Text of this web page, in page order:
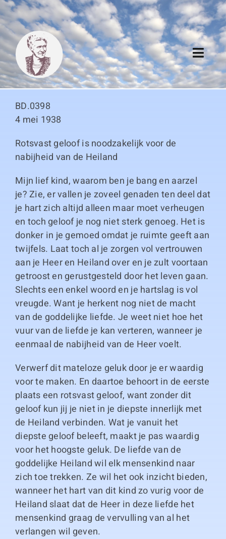
Skip
to
content
Algemeen
Thema boeken
Duitse boeken
Links
BD.0398
4 mei 1938
Rotsvast geloof is noodzakelijk voor de
nabijheid van de Heiland
Mijn lief kind, waarom ben je bang en aarzel
je? Zie, er vallen je zoveel genaden ten deel dat
je hart zich altijd alleen maar moet verheugen
en toch geloof je nog niet sterk genoeg. Het is
donker in je gemoed omdat je ruimte geeft aan
twijfels. Laat toch al je zorgen vol vertrouwen
aan je Heer en Heiland over en je zult voortaan
getroost en gerustgesteld door het leven gaan.
Slechts een enkel woord en je hartslag is vol
vreugde. Want je herkent nog niet de macht
van de goddelijke liefde. Je weet niet hoe het
vuur van de liefde je kan verteren, wanneer je
eenmaal de nabijheid van de Heer voelt.
Verwerf dit mateloze geluk door je er waardig
voor te maken. En daartoe behoort in de eerste
plaats een rotsvast geloof, want zonder dit
geloof kun jij je niet in je diepste innerlijk met
de Heiland verbinden. Wat je vanuit het
diepste geloof beleeft, maakt je pas waardig
voor het hoogste geluk. De liefde van de
goddelijke Heiland wil elk mensenkind naar
zich toe trekken. Ze wil het ook inzicht bieden,
wanneer het hart van dit kind zo vurig voor de
Heiland slaat dat de Heer in deze liefde het
mensenkind graag de vervulling van al het
verlangen wil geven.